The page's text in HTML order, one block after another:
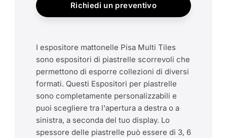
Richiedi un preventivo
I espositore mattonelle Pisa Multi Tiles
sono espositori di piastrelle scorrevoli che
permettono di esporre collezioni di diversi
formati. Questi Espositori per piastrelle
sono completamente personalizzabili e
puoi scegliere tra l'apertura a destra o a
sinistra, a seconda del tuo display. Lo
spessore delle piastrelle può essere di 3, 6